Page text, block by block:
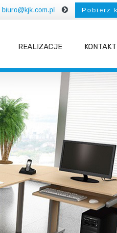
biuro@kjk.com.pl Pobierz
REALIZACJE KONTAKT